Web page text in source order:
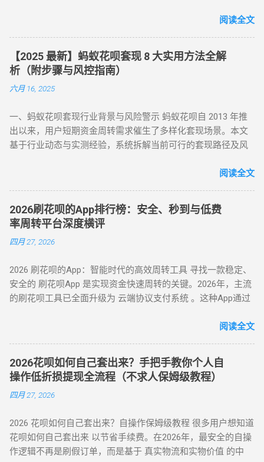
款码，选择花呗支付指定金额。 实时结算 ：商家收到款项后，
扣除手续费将资金转回用户账户。此方法无需复杂流程，资金
秒到账，尤其适合小额至中大额的套现需求，是 “花呗怎么套
现” 最便捷的答案。 二、普通风控账户：线上商城虚拟交易，
绕过限额限制 若花呗账户因使用异常触发普通风控（单笔限额
500-1000 元），可通过线上商城的虚拟交易模式实现套现。 具
风控账户兼容性较高的平台。 创建虚拟订单 ：选购电子卡券、
话费充值等虚拟商品，使用花呗支付。 模拟物流确认 ：商家提
供虚假物流信息后，用户在订单页面点击 “确认收货”。 快速回
法通过模拟真实购物场景，有效规避单笔限额，是 “花呗套现教
程” 中针对普通风控的核心策略。 三、深度风控账户：代付模
式破解，20-100 元也能全额套现 针对仅能支付 20-100 元或完
全无法交易的深度风控账户，代付模式成为终极解决方案。 操
（如小米商城、淘宝天猫），生成代付二维码。 扫码代付 ：用
户使用支付宝扫描代付码，选择花呗完成支付。 资金流转 ：商
家确认收款后，扣除手续费将资金转入用户账户。此方法突破
所有风控限制，即使花呗被深度风控也能实现套现，是...
为何限制套现？官方明令禁止的三大原因 花呗自 2015 年上线
景。以下是套现行为被严格限制的核心原因： 法律风险 ：套现
属于非法资金转移行为，涉及虚构交易、虚假退款等操作，可
能触犯《反洗钱法》及金融监管条例。 账户安全 ：第三方套现
平台常伴随信息泄露、诈骗风险，导致用户资金损失或账户被
结、芝麻分下降，甚至影响个人征信记录。 据 2024 年央行数
据显示，因套现被关闭花呗功能的用户同比增长 37%，部分用
户更因违规操作被列入金融机构黑名单。 二、2025 年花呗取现
付宝于近期升级「备用金」功能，实现花呗额度直接取现至银
行卡。具体操作步骤如下： 入口激活 ：打开支付宝 APP → 点
击「我的」→ 进入「花呗」页面，找到「备用金」开通入口。
额度确认 ：备用金额度与花呗可用额度实时同步（部分用户享
额外专享额度），支持最低 1 元起取。 验证流程 ：按提示完成
刷脸认证，确认利率及还款规则。 资金划转 ：输入取现金额
到账。 关键提示 ： 取现后花呗额度同步扣减，还款与花呗账
单合并，支持随时提前结清且无手续费。 备用金年化利率 7.2%
起，低于多数套现平台的高额手续费（通常达 10%-15%）。
部分用户尝试通过正规手段套现。 以下为常见套现方式： 套现
方式 操作流程 等级 到账时间 虚假交易 通过淘宝店铺刷单后退
款 ★★★★★ 5-30分钟左右 第三方平台 使用「黎明花呗」等
工具转账 ★★★★☆ 5分钟左右 线下扫码套现 扫描商家二维码
直接通过银行渠道取现，手续费约 1%-3%，日息 0.05%。 借呗
/ 网商贷 ：纯线上信用贷款，额度独立，年化利率低至 7.3%。
亲友代付 ：通过正规消费场景周转资...
阅读全文
【2025 最新】蚂蚁花呗套现 8 大实用方法全解
析（附步骤与风控指南）
六月 16, 2025
一、蚂蚁花呗套现行业背景与风险警示 蚂蚁花呗自 2013 年推
出以来，用户短期资金周转需求催生了多样化套现场景。本文
基于行业动态与实测经验，系统拆解当前可行的套现路径及风
行为存在账户限制风险，需谨慎评估 ）。 二、2025 年花呗套
型 —— 小额应急首选 方法 1：可信商家扫码套现 操作流程 ：
通过资质认证平台获取实名商家收款码（需查验营业执照）；
花呗支付后，商家扣除 8%-15% 手续费实时返现至支付宝 / 微
信。 优势 ：10 分钟极速到账，操作极简 劣势 ：手续费偏高，
案 方法 2：电商平台虚拟卡券套现 操作流程 ： 在淘宝 / 天猫
购买京东 E 卡、加油卡等虚拟商品（单笔≤5000 元）； 通过
“京回收” 等卡券平台以 92-96 折出售，资金秒到银行卡。 优势
政策波动影响 （三）实物交易型 —— 大额资金解决方案 方法类
型 操作核心 手续费区间 适用场景 方法 3：货到返现 购买手机
/ 家电后协商退货 10%-25% 单笔需提现万元以上 方法 4：线下
闪付套现 开通花呗闪付绑定手机 Pay 5%-10% 需实体店铺配合
（四）间接套现策略 —— 隐蔽性优化方案 方法 5：信用卡代还
通道 花呗为信用卡还款（支持支付宝通道）； 信用卡预借现金
付模式 通过为亲友代购商品实现资金流转，零手续费但依赖人
际关系信任。 三、套现操作速查：3 大高频实用方案对比 方案
名称 到账时间 手续费范围 推荐指数 适合场景 扫码秒提 10 分
阅读全文
2026刷花呗的App排行榜：安全、秒到与低费
率周转平台深度横评
四月 27, 2026
2026 刷花呗的App：智能时代的高效周转工具 寻找一款稳定、
安全的 刷花呗App 是实现资金快速周转的关键。2026年，主流
的刷花呗工具已全面升级为 云端协议支付系统 。这种App通过
呗额度通过模拟购物流程转化为可提现余额。目前主流App的综
款 多通道备份 隐私加密 在移动支付高度发达的今天，刷花呗
已不再需要传统的线下寻找商家。只需通过手机下载特定的周
转 App 或关注 H5 平台，即可实现“足不出户，额度变现”。
一、 2026 年主流刷花呗 App 模式对比 App 类型 技术核心 到账
⭐⭐⭐⭐ 电商代购助手 真实物流单号生成 T+1 隔天 ⭐⭐⭐⭐⭐ 虚
拟卡回购平台 话费/卡券回收 1-2 小时 ⭐⭐⭐ 二、 如何正确使用
App 刷取花呗？ 为了保障资金安全与账户健康，使用此类 App
阅读全文
2026花呗如何自己套出来？手把手教你个人自
操作低折损提现全流程（不求人保姆级教程）
四月 27, 2026
2026 花呗如何自己套出来？自操作保姆级教程 很多用户想知道
花呗如何自己套出来 以节省手续费。在2026年，最安全的自操
作逻辑不再是刷假订单，而是基于 真实物流和实物价值 的中